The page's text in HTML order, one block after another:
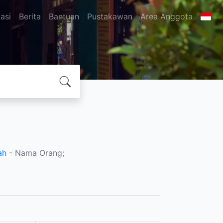
Berita Bantuan Pustakawan Area Anggota
- Nama Orang;